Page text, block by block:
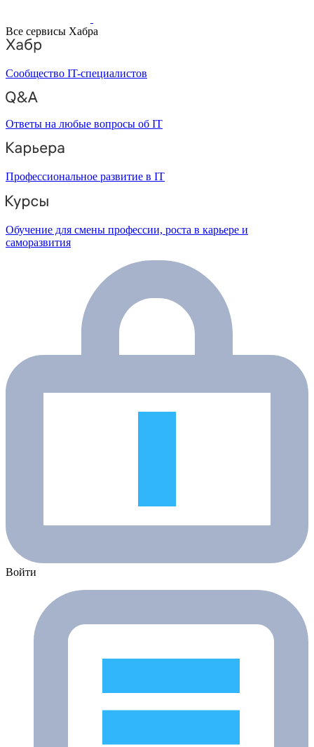
Все сервисы Хабра
Сообщество IT-специалистов
Ответы на любые вопросы об IT
Профессиональное развитие в IT
Обучение для смены профессии, роста в карьере и
саморазвития
Войти